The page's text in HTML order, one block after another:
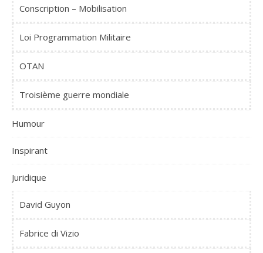
Conscription – Mobilisation
Loi Programmation Militaire
OTAN
Troisième guerre mondiale
Humour
Inspirant
Juridique
David Guyon
Fabrice di Vizio